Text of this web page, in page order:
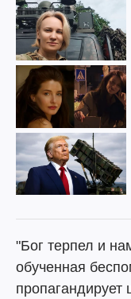
"Бог терпел и
обученная
пропагандирует